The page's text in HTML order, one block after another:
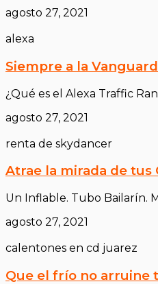
agosto 27, 2021
alexa
Siempre a la
¿Qué es el Alexa Traffic
agosto 27, 2021
renta de skydancer
Atrae la mirada de tus
Un Inflable. Tubo Bailarín.
agosto 27, 2021
calentones en cd juarez
Que el frío no arruine